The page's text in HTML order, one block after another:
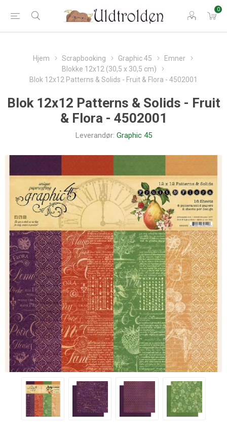
0
Hjem Scrapbooking Graphic 45
Emner
Blokke 12x12 (30,5 x 30,5 cm)
Blok 12x12 Patterns & Solids - Fruit & Flora - 4502001
Blok 12x12 Patterns & Solids - Fruit
& Flora - 4502001
Leverandør: Graphic 45